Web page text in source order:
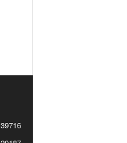
39716